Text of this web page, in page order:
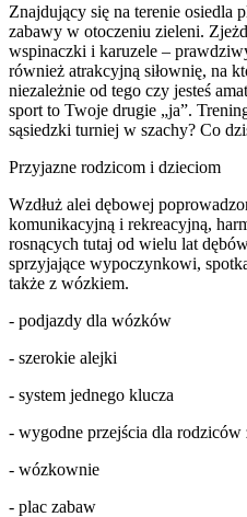
Znajdujący się na terenie osiedla
zabawy w otoczeniu zieleni.
wspinaczki i karuzele –
również atrakcyjną siłownię, na
niezależnie od tego czy jesteś
sport to Twoje drugie „ja”.
sąsiedzki turniej w szachy? Co
Przyjazne rodzicom i dzieciom
Wzdłuż alei dębowej
komunikacyjną i rekreacyjną,
rosnących tutaj od wielu lat
sprzyjające wypoczynkowi,
także z wózkiem.
- podjazdy dla wózków
- szerokie alejki
- system jednego klucza
- wygodne przejścia dla rodziców
- wózkownie
- plac zabaw